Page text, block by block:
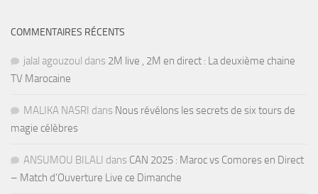
COMMENTAIRES RÉCENTS
jalal agouzoul dans 2M live , 2M en direct : La deuxième chaine
TV Marocaine
MALIKA NASRI dans Nous révélons les secrets de six tours de
magie célèbres
ANSUMOU BILALI dans CAN 2025 : Maroc vs Comores en Direct
– Match d’Ouverture Live ce Dimanche